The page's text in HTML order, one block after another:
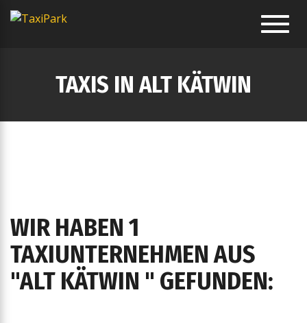
TAXIS IN ALT KÄTWIN
WIR HABEN 1
TAXIUNTERNEHMEN AUS
"ALT KÄTWIN " GEFUNDEN: